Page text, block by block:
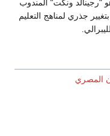
هو "رجينالد ونگت" المندوب
1919). فقد أمر بتغيير جذري لمناهج التعليم
المصري